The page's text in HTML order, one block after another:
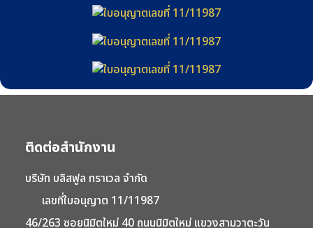
ติดต่อสำนักงาน
บริษัท บลิสฟูล ทราเวล จำกัด
เลขที่ใบอนุญาต 11/11987
46/263 ซอยนิมิตใหม่ 40 ถนนนิมิตใหม่ แขวงสามวาตะวัน